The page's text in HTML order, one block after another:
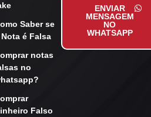
Saber se
é Falsa
notas
no
Falso
ENVIAR
MENSAGEM
NO
WHATSAPP